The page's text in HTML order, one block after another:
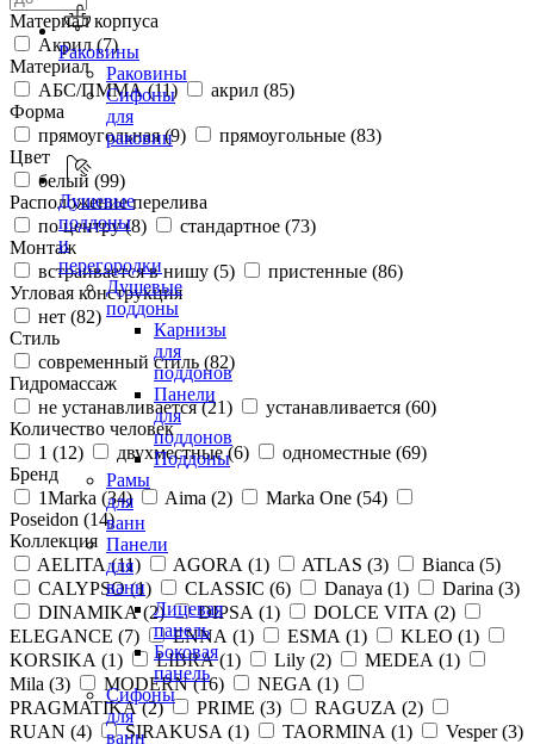
Раковины
Раковины
Сифоны
для
раковин
Душевые
поддоны
и
перегородки
Душевые
поддоны
Карнизы
для
поддонов
Панели
для
поддонов
Поддоны
Рамы
для
ванн
Панели
для
ванн
Лицевая
панель
Боковая
панель
Сифоны
для
ванн
Материал корпуса
Акрил (7)
Материал
АБС/ПММА (11) акрил (85)
Форма
прямоугольная (9) прямоугольные (83)
Цвет
белый (99)
Расположение перелива
по центру (8) стандартное (73)
Монтаж
встраивается в нишу (5) пристенные (86)
Угловая конструкция
нет (82)
Стиль
современный стиль (82)
Гидромассаж
не устанавливается (21) устанавливается (60)
Количество человек
1 (12) двухместные (6) одноместные (69)
Бренд
1Marka (34) Aima (2) Marka One (54)
Poseidon (14)
Коллекция
AELITA (11) AGORA (1) ATLAS (3) Bianca (5)
CALYPSO (1) CLASSIC (6) Danaya (1) Darina (3)
DINAMIKA (2) DIPSA (1) DOLCE VITA (2)
ELEGANCE (7) ENNA (1) ESMA (1) KLEO (1)
KORSIKA (1) LIBRA (1) Lily (2) MEDEA (1)
Mila (3) MODERN (16) NEGA (1)
PRAGMATIKA (2) PRIME (3) RAGUZA (2)
RUAN (4) SIRAKUSA (1) TAORMINA (1) Vesper (3)